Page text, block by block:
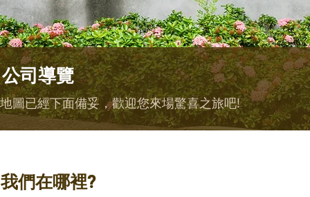
公司導覽
地圖已經下面備妥，歡迎您來場驚喜之旅吧!
我們在哪裡?